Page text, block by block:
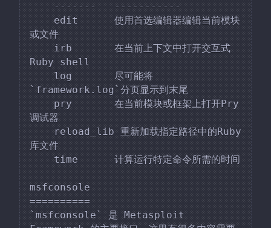
    -------   -----------
    edit      使用首选编辑器编辑当前模块
或文件
    irb       在当前上下文中打开交互式
Ruby shell
    log       尽可能将
`framework.log`分页显示到末尾
    pry       在当前模块或框架上打开Pry
调试器
    reload_lib 重新加载指定路径中的Ruby
库文件
    time      计算运行特定命令所需的时间
msfconsole
==========
`msfconsole` 是 Metasploit